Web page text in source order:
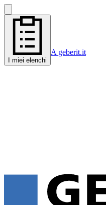
I miei elenchi
A geberit.it